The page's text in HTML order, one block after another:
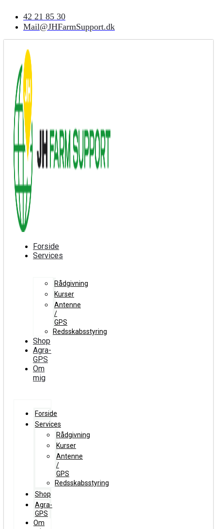
indhold
42 21 85 30
Mail@JHFarmSupport.dk
Forside
Services
Rådgivning
Kurser
Antenne
/
GPS
Redsskabsstyring
Shop
Agra-
GPS
Om
mig
Forside
Services
Rådgivning
Kurser
Antenne
/
GPS
Redsskabsstyring
Shop
Agra-
GPS
Om